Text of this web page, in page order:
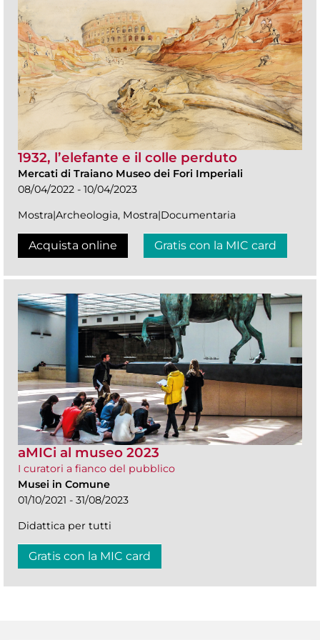
1932, l’elefante e il colle perduto
Mercati di Traiano Museo dei Fori Imperiali
08/04/2022 - 10/04/2023
Mostra|Archeologia, Mostra|Documentaria
Acquista online Gratis con la MIC card
aMICi al museo 2023
I curatori a fianco del pubblico
Musei in Comune
01/10/2021 - 31/08/2023
Didattica per tutti
Gratis con la MIC card